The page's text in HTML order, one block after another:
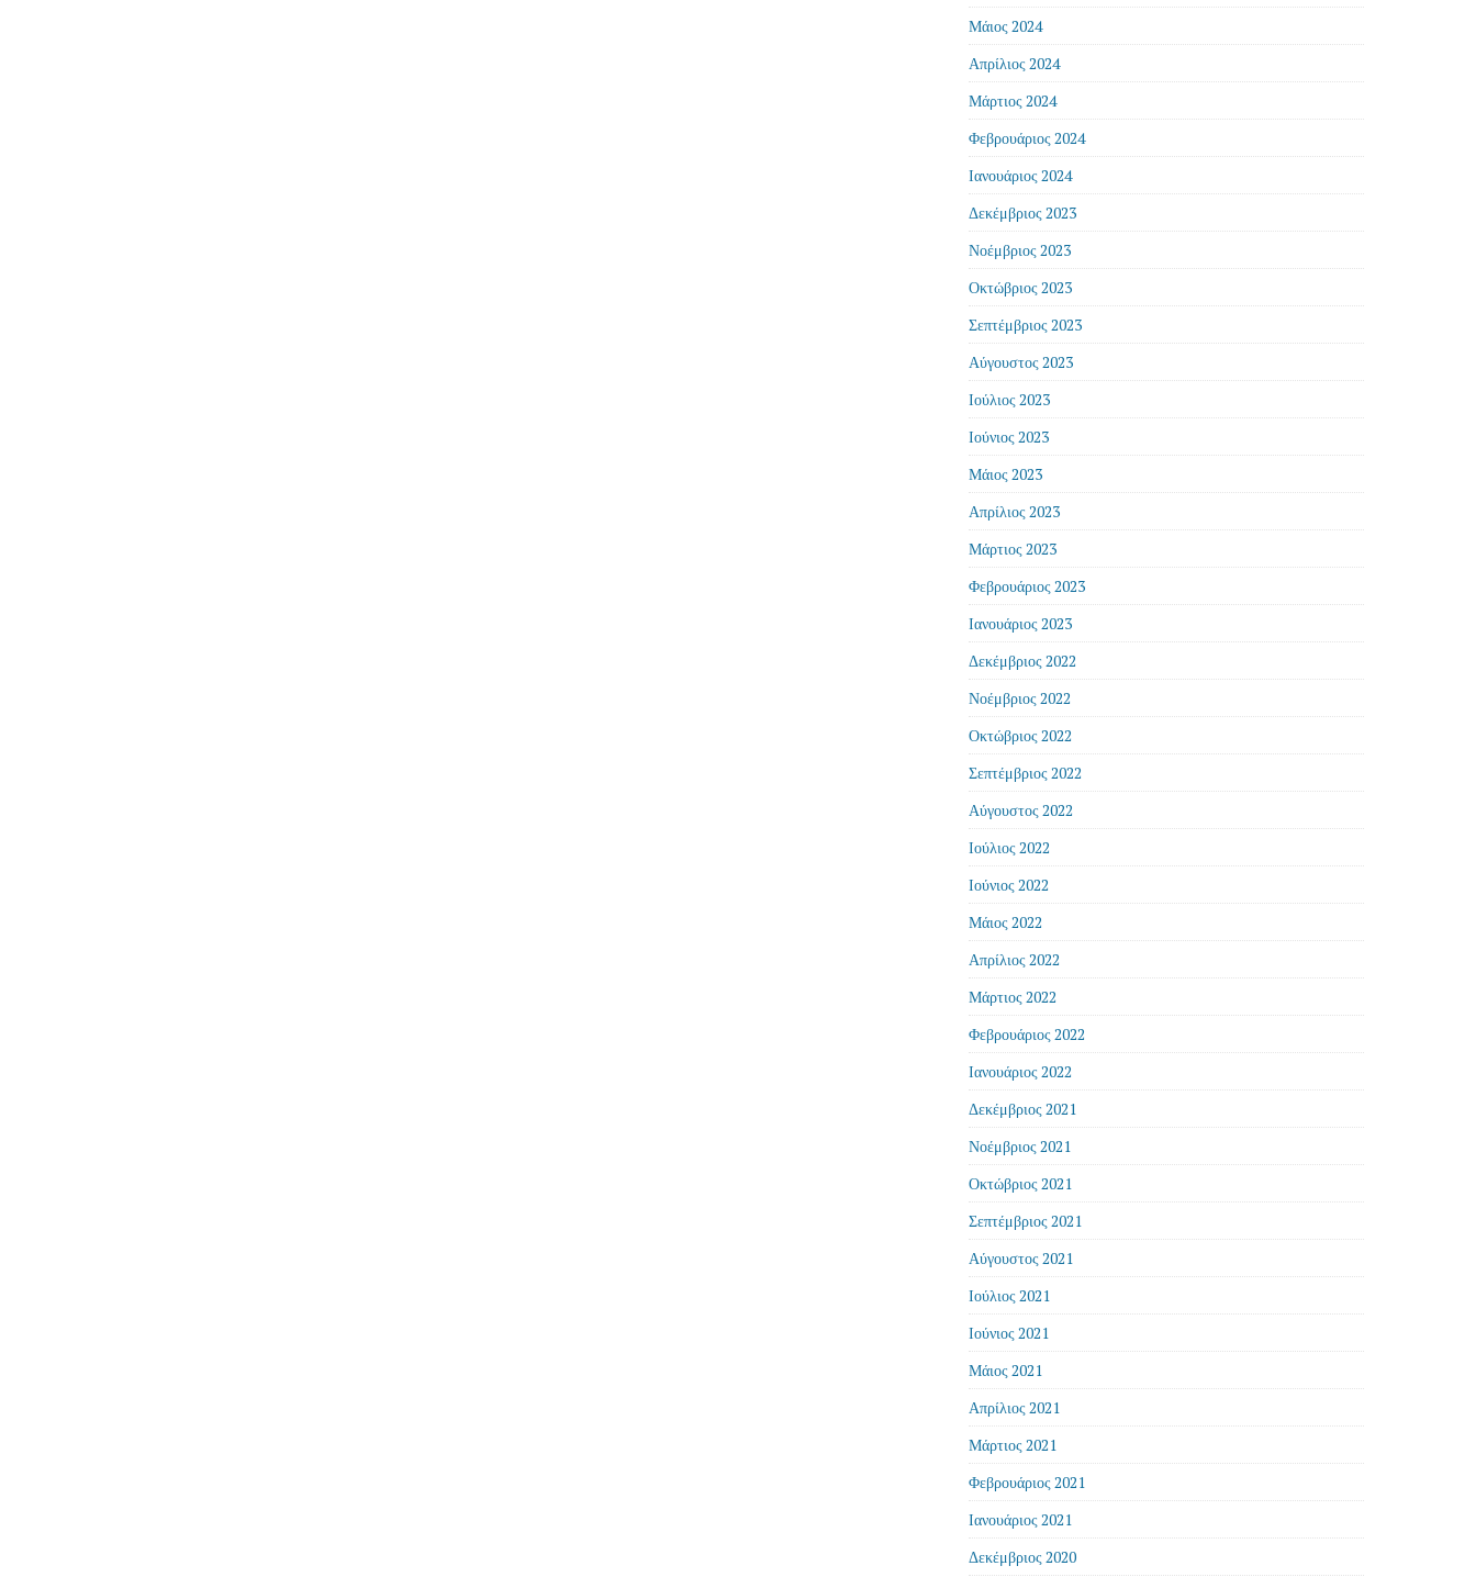
Μάιος 2024
Απρίλιος 2024
Μάρτιος 2024
Φεβρουάριος 2024
Ιανουάριος 2024
Δεκέμβριος 2023
Νοέμβριος 2023
Οκτώβριος 2023
Σεπτέμβριος 2023
Αύγουστος 2023
Ιούλιος 2023
Ιούνιος 2023
Μάιος 2023
Απρίλιος 2023
Μάρτιος 2023
Φεβρουάριος 2023
Ιανουάριος 2023
Δεκέμβριος 2022
Νοέμβριος 2022
Οκτώβριος 2022
Σεπτέμβριος 2022
Αύγουστος 2022
Ιούλιος 2022
Ιούνιος 2022
Μάιος 2022
Απρίλιος 2022
Μάρτιος 2022
Φεβρουάριος 2022
Ιανουάριος 2022
Δεκέμβριος 2021
Νοέμβριος 2021
Οκτώβριος 2021
Σεπτέμβριος 2021
Αύγουστος 2021
Ιούλιος 2021
Ιούνιος 2021
Μάιος 2021
Απρίλιος 2021
Μάρτιος 2021
Φεβρουάριος 2021
Ιανουάριος 2021
Δεκέμβριος 2020